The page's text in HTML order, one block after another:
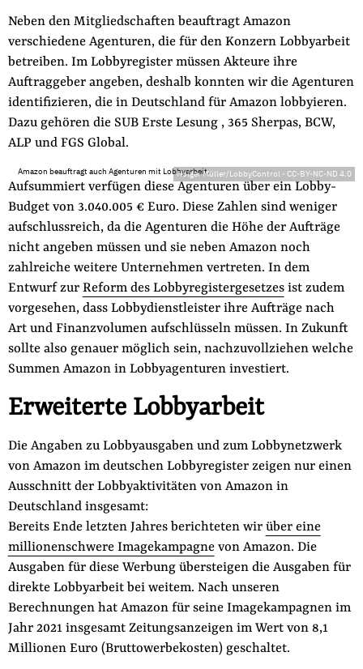
Neben den Mitgliedschaften beauftragt Amazon
verschiedene Agenturen, die für den Konzern Lobbyarbeit
betreiben. Im Lobbyregister müssen Akteure ihre
Auftraggeber angeben, deshalb konnten wir die Agenturen
identifizieren, die in Deutschland für Amazon lobbyieren.
Dazu gehören die SUB Erste Lesung , 365 Sherpas, BCW,
ALP und FGS Global.
Holger Müller/LobbyControl -CC-BY-NC-ND 4.0
Amazon beauftragt auch Agenturen mit Lobbyarbeit.
Aufsummiert verfügen diese Agenturen über ein Lobby-
Budget von 3.040.005 € Euro. Diese Zahlen sind weniger
aufschlussreich, da die Agenturen die Höhe der Aufträge
nicht angeben müssen und sie neben Amazon noch
zahlreiche weitere Unternehmen vertreten. In dem
Entwurf zur Reform des Lobbyregistergesetzesist zudem
vorgesehen, dass Lobbydienstleister ihre Aufträge nach
Art und Finanzvolumen aufschlüsseln müssen. In Zukunft
sollte also genauer möglich sein, nachzuvollziehen welche
Summen Amazon in Lobbyagenturen investiert.
Erweiterte Lobbyarbeit
Die Angaben zu Lobbyausgaben und zum Lobbynetzwerk
von Amazon im deutschen Lobbyregister zeigen nur einen
Ausschnitt der Lobbyaktivitäten von Amazon in
Deutschland insgesamt:
Bereits Ende letzten Jahres berichteten wir über eine
millionenschwere Imagekampagnevon Amazon. Die
Ausgaben für diese Werbung übersteigen die Ausgaben für
direkte Lobbyarbeit bei weitem. Nach unseren
Berechnungen hat Amazon für seine Imagekampagnen im
Jahr 2021 insgesamt Zeitungsanzeigen im Wert von 8,1
Millionen Euro (Bruttowerbekosten) geschaltet.